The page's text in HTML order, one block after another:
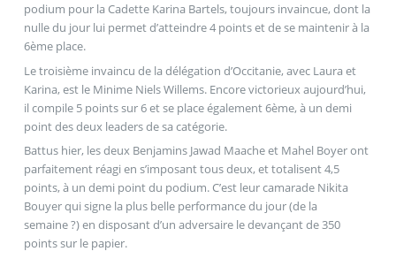
podium pour la Cadette Karina Bartels, toujours invaincue, dont la
nulle du jour lui permet d’atteindre 4 points et de se maintenir à la
6ème place.
Le troisième invaincu de la délégation d’Occitanie, avec Laura et
Karina, est le Minime Niels Willems. Encore victorieux aujourd’hui,
il compile 5 points sur 6 et se place également 6ème, à un demi
point des deux leaders de sa catégorie.
Battus hier, les deux Benjamins Jawad Maache et Mahel Boyer ont
parfaitement réagi en s’imposant tous deux, et totalisent 4,5
points, à un demi point du podium. C’est leur camarade Nikita
Bouyer qui signe la plus belle performance du jour (de la
semaine ?) en disposant d’un adversaire le devançant de 350
points sur le papier.